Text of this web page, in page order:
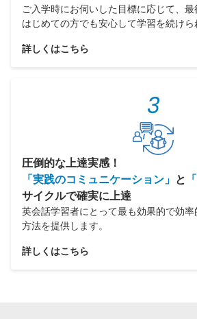
ご入学時にお伺いした目標に応じて、最
はじめての方でも安心して学習を続けら
詳しくはこちら
3
圧倒的な上達実感！
「実践のコミュニケーション」 と
サイクルで確実に上達
英会話学習者にとって最も効果的で効
方法を提供します。
詳しくはこちら